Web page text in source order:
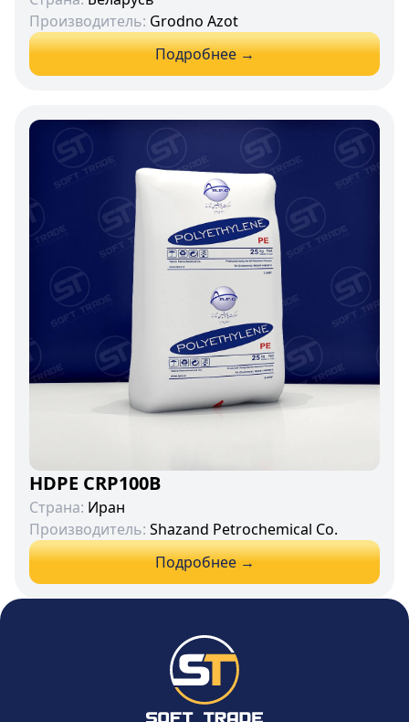
Производитель: Grodno Azot
Подробнее →
HDPE CRP100B
Страна: Иран
Производитель: Shazand Petrochemical Co.
Подробнее →